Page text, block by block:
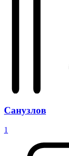
Санузлов
1